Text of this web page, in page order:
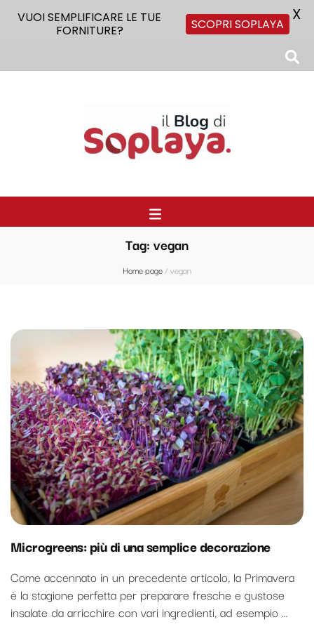
Tag: vegan
Home page/vegan
Microgreens: più di una semplice decorazione
Come accennato in un precedente articolo, la Primavera
è la stagione perfetta per preparare fresche e gustose
insalate da arricchire con vari ingredienti, ad esempio …
VUOI SEMPLIFICARE LE TUE
FORNITURE?
SCOPRI SOPLAYA X